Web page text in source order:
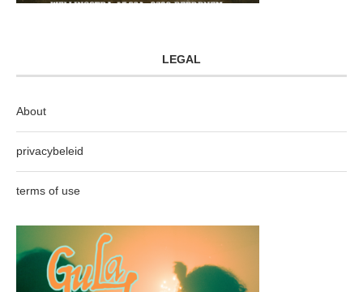
LEGAL
About
privacybeleid
terms of use